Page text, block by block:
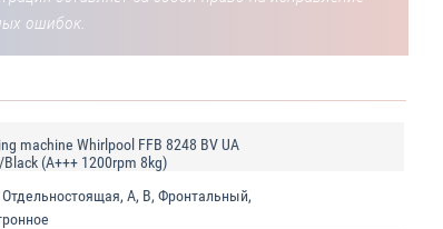
ошибок.
machine Whirlpool FFB 8248 BV UA
(A+++ 1200rpm 8kg)
Отдельностоящая, A, B, Фронтальный,